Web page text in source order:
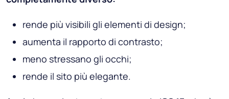
rende più visibili gli elementi di design;
aumenta il rapporto di contrasto;
meno stressano gli occhi;
rende il sito più elegante.